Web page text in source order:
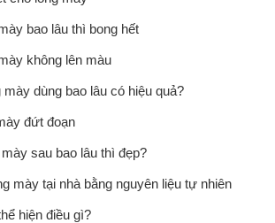
bao lâu thì bong hết
không lên màu
dùng bao lâu có hiệu quả?
đứt đoạn
sau bao lâu thì đẹp?
mày tại nhà bằng nguyên liệu tự nhiên
hiện điều gì?